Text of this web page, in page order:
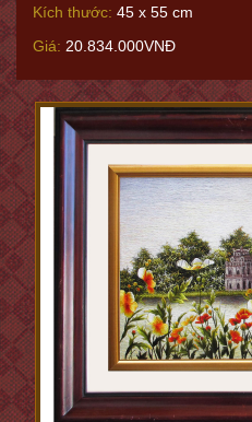
Kích thước: 45 x 55 cm
Giá: 20.834.000VNĐ